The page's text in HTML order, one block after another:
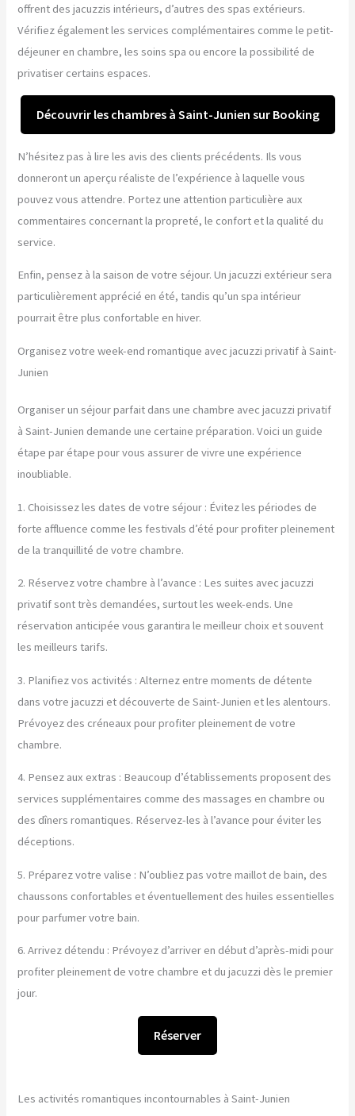
offrent des jacuzzis intérieurs, d’autres des spas extérieurs.
Vérifiez également les services complémentaires comme le petit-
déjeuner en chambre, les soins spa ou encore la possibilité de
privatiser certains espaces.
Découvrir les chambres à Saint-Junien sur Booking
N’hésitez pas à lire les avis des clients précédents. Ils vous
donneront un aperçu réaliste de l’expérience à laquelle vous
pouvez vous attendre. Portez une attention particulière aux
commentaires concernant la propreté, le confort et la qualité du
service.
Enfin, pensez à la saison de votre séjour. Un jacuzzi extérieur sera
particulièrement apprécié en été, tandis qu’un spa intérieur
pourrait être plus confortable en hiver.
Organisez votre week-end romantique avec jacuzzi privatif à Saint-
Junien
Organiser un séjour parfait dans une chambre avec jacuzzi privatif
à Saint-Junien demande une certaine préparation. Voici un guide
étape par étape pour vous assurer de vivre une expérience
inoubliable.
1. Choisissez les dates de votre séjour : Évitez les périodes de
forte affluence comme les festivals d’été pour profiter pleinement
de la tranquillité de votre chambre.
2. Réservez votre chambre à l’avance : Les suites avec jacuzzi
privatif sont très demandées, surtout les week-ends. Une
réservation anticipée vous garantira le meilleur choix et souvent
les meilleurs tarifs.
3. Planifiez vos activités : Alternez entre moments de détente
dans votre jacuzzi et découverte de Saint-Junien et les alentours.
Prévoyez des créneaux pour profiter pleinement de votre
chambre.
4. Pensez aux extras : Beaucoup d’établissements proposent des
services supplémentaires comme des massages en chambre ou
des dîners romantiques. Réservez-les à l’avance pour éviter les
déceptions.
5. Préparez votre valise : N’oubliez pas votre maillot de bain, des
chaussons confortables et éventuellement des huiles essentielles
pour parfumer votre bain.
6. Arrivez détendu : Prévoyez d’arriver en début d’après-midi pour
profiter pleinement de votre chambre et du jacuzzi dès le premier
jour.
Réserver
Les activités romantiques incontournables à Saint-Junien